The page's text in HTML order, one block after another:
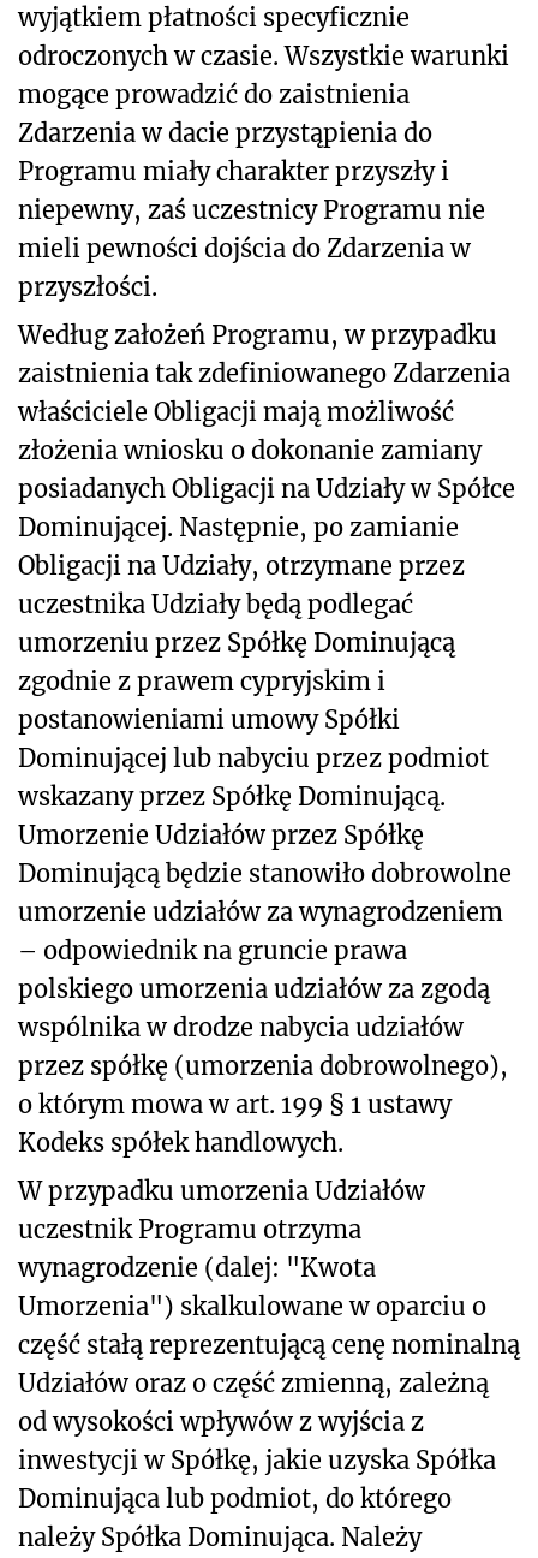
wyjątkiem płatności specyficznie
odroczonych w czasie. Wszystkie warunki
mogące prowadzić do zaistnienia
Zdarzenia w dacie przystąpienia do
Programu miały charakter przyszły i
niepewny, zaś uczestnicy Programu nie
mieli pewności dojścia do Zdarzenia w
przyszłości.
Według założeń Programu, w przypadku
zaistnienia tak zdefiniowanego Zdarzenia
właściciele Obligacji mają możliwość
złożenia wniosku o dokonanie zamiany
posiadanych Obligacji na Udziały w Spółce
Dominującej. Następnie, po zamianie
Obligacji na Udziały, otrzymane przez
uczestnika Udziały będą podlegać
umorzeniu przez Spółkę Dominującą
zgodnie z prawem cypryjskim i
postanowieniami umowy Spółki
Dominującej lub nabyciu przez podmiot
wskazany przez Spółkę Dominującą.
Umorzenie Udziałów przez Spółkę
Dominującą będzie stanowiło dobrowolne
umorzenie udziałów za wynagrodzeniem
– odpowiednik na gruncie prawa
polskiego umorzenia udziałów za zgodą
wspólnika w drodze nabycia udziałów
przez spółkę (umorzenia dobrowolnego),
o którym mowa w art. 199 § 1 ustawy
Kodeks spółek handlowych.
W przypadku umorzenia Udziałów
uczestnik Programu otrzyma
wynagrodzenie (dalej: "Kwota
Umorzenia") skalkulowane w oparciu o
część stałą reprezentującą cenę nominalną
Udziałów oraz o część zmienną, zależną
od wysokości wpływów z wyjścia z
inwestycji w Spółkę, jakie uzyska Spółka
Dominująca lub podmiot, do którego
należy Spółka Dominująca. Należy